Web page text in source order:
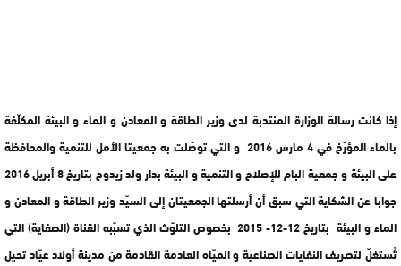
إذا كانت رسالة الوزارة المنتدبة لدى وزير الطاقة و المعادن و الماء و البيئة المكلّفة
بالماء المؤرّخ في 4 مارس 2016 و التي توصّلت به جمعيتا الأمل للتنمية والمحافظة
على البيئة و جمعية البام للإصلاح و التنمية و البيئة بدار ولد زيدوح بتاريخ 8 أبريل 2016
جوابا عن الشكاية التي سبق أن أرسلتها الجمعيتان إلى السيّد وزير الطاقة و المعادن و
الماء و البيئة بتاريخ 12-12- 2015 بخصوص التلوّث الذي تسبّبه القناة (الصفاية) التي
تُستغلّ لتصريف النفايات الصناعية و الميّاه العادمة القادمة من مدينة أولاد عيّاد تحيل